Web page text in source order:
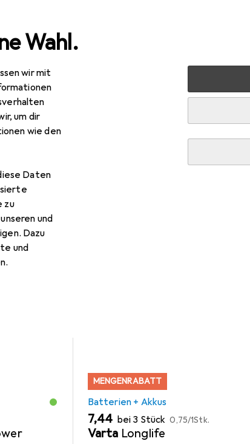
Wahl.
wir mit
um dir
wie den
Daten
zu
und
Dazu
und
Gesundheit
BC 54
MENGENRABATT
Batterien + Akkus
EUR
7,44 bei 3 Stück EUR
0,75/1Stk.
Varta Longlife